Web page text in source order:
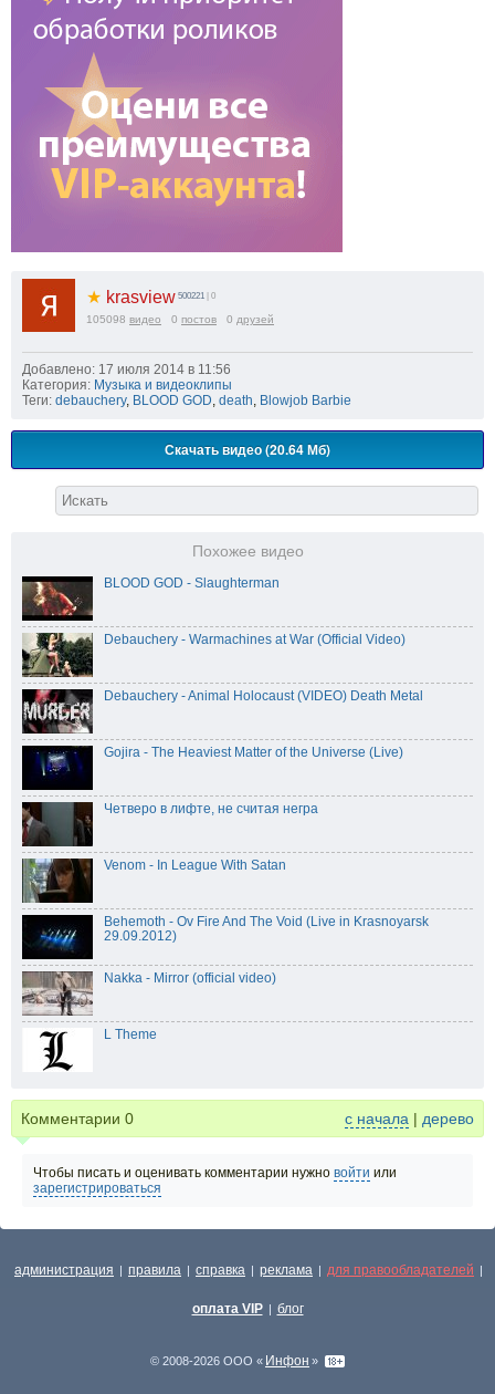
★ krasview 500221 | 0
105098 видео 0 постов 0 друзей
Добавлено: 17 июля 2014 в 11:56
Категория: Музыка и видеоклипы
Теги: debauchery, BLOOD GOD death Blowjob Barbie
Скачать видео (20.64 Мб)
Похожее видео
BLOOD GOD - Slaughterman
Debauchery - Warmachines at War (Official Video)
Debauchery - Animal Holocaust (VIDEO) Death Metal
Gojira - The Heaviest Matter of the Universe (Live)
Четверо в лифте, не считая негра
Venom - In League With Satan
Behemoth - Ov Fire And The Void (Live in Krasnoyarsk
29.09.2012)
Nakka - Mirror (official video)
L Theme
Комментарии 0 с начала | дерево
Чтобы писать и оценивать комментарии нужно войти или
зарегистрироваться
администрация | правила | справка | реклама | для правообладателей |
оплата VIP | блог
© 2008-2026 ООО « Инфон »